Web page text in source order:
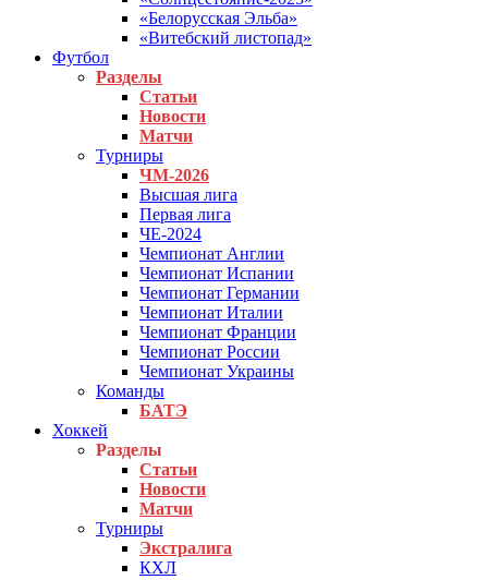
«Белорусская Эльба»
«Витебский листопад»
Футбол
Разделы
Статьи
Новости
Матчи
Турниры
ЧМ-2026
Высшая лига
Первая лига
ЧЕ-2024
Чемпионат Англии
Чемпионат Испании
Чемпионат Германии
Чемпионат Италии
Чемпионат Франции
Чемпионат России
Чемпионат Украины
Команды
БАТЭ
Хоккей
Разделы
Статьи
Новости
Матчи
Турниры
Экстралига
КХЛ